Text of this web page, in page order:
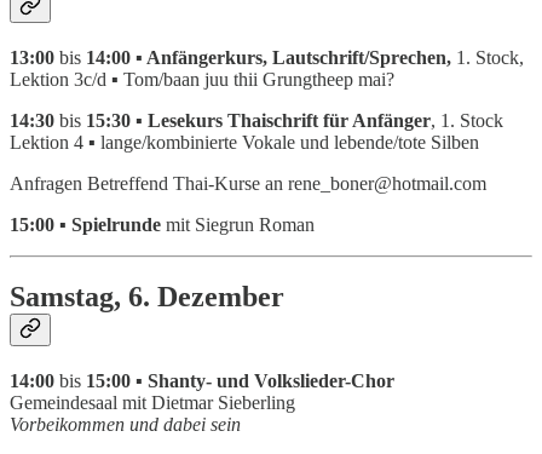
13:00 bis 14:00 ▪ Anfängerkurs, Lautschrift/Sprechen, 1. Stock,
Lektion 3c/d ▪ Tom/baan juu thii Grungtheep mai?
14:30 bis 15:30 ▪ Lesekurs Thaischrift für Anfänger, 1. Stock
Lektion 4 ▪ lange/kombinierte Vokale und lebende/tote Silben
Anfragen Betreffend Thai-Kurse an rene_boner@hotmail.com
15:00 ▪ Spielrunde mit Siegrun Roman
Samstag, 6. Dezember
14:00 bis 15:00 ▪ Shanty- und Volkslieder-Chor
Gemeindesaal mit Dietmar Sieberling
Vorbeikommen und dabei sein